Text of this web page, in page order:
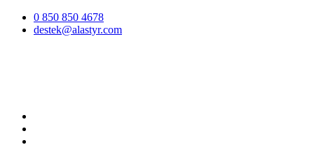
İçeriğe0 850 850 4678
destek@alastyr.com
Hosting Blog | Alastyr